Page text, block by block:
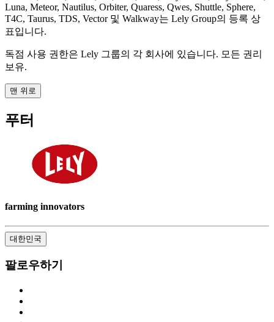
Luna, Meteor, Nautilus, Orbiter, Quaress, Qwes, Shuttle, Sphere,
T4C, Taurus, TDS, Vector 및 Walkway는 Lely Group의 등록 상
표입니다.
독점 사용 권한은 Lely 그룹의 각 회사에 있습니다. 모든 권리
보유.
맨 위로
푸터
farming innovators
대한민국
팔로우하기